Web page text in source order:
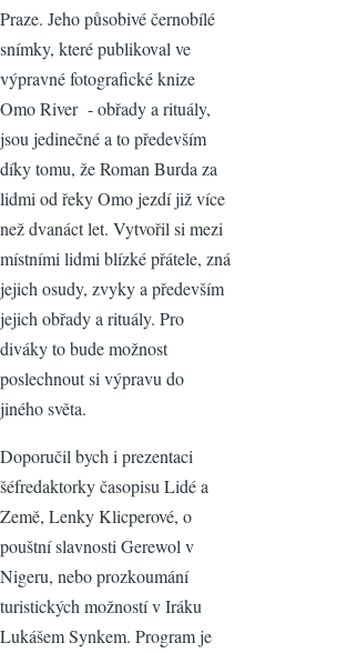
Praze. Jeho působivé černobílé
snímky, které publikoval ve
výpravné fotografické knize
Omo River - obřady a rituály,
jsou jedinečné a to především
díky tomu, že Roman Burda za
lidmi od řeky Omo jezdí již více
než dvanáct let. Vytvořil si mezi
místními lidmi blízké přátele, zná
jejich osudy, zvyky a především
jejich obřady a rituály. Pro
diváky to bude možnost
poslechnout si výpravu do
jiného světa.
Doporučil bych i prezentaci
šéfredaktorky časopisu Lidé a
Země, Lenky Klicperové, o
pouštní slavnosti Gerewol v
Nigeru, nebo prozkoumání
turistických možností v Iráku
Lukášem Synkem. Program je